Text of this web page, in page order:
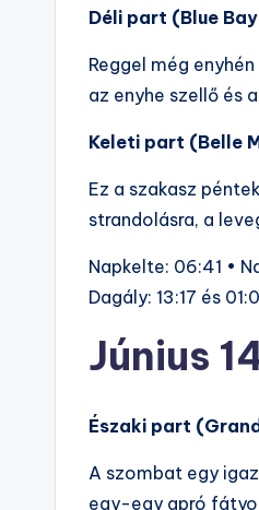
Déli part (Blue
Reggel még
az enyhe szellő és
Keleti part (Belle
Ez a szakasz
strandolásra, a
Napkelte: 06:41 •
Dagály: 13:17 és
Június
Északi part
A szombat egy
egy-egy apró